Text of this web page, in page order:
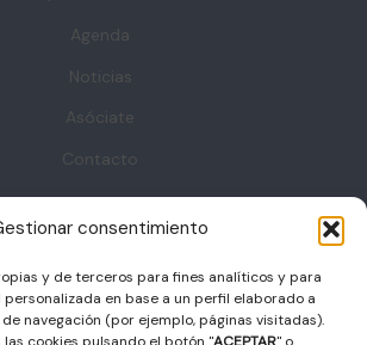
consentimiento
y de terceros para fines analíticos y para
en base a un perfil elaborado a
navegación (por ejemplo, páginas visitadas).
Agenda
Noticias
Asóciate
Contacto
Contacto
coordinacion@femec.es
F
a
c
X
-
t
I
n
s
L
i
n